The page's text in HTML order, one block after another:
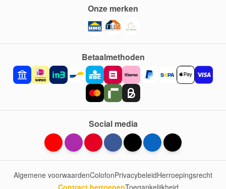
Betaalmethoden
Onze merken
Social media
Algemene voorwaardenColofonPrivacybeleidHerroepingsrecht